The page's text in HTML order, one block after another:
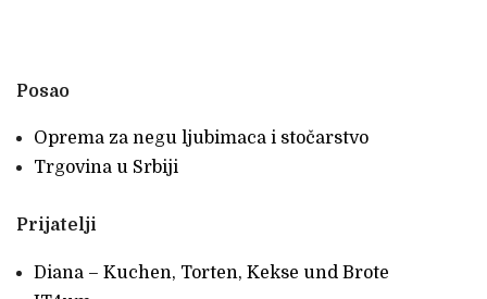
Posao
Oprema za negu ljubimaca i stočarstvo
Trgovina u Srbiji
Prijatelji
Diana – Kuchen, Torten, Kekse und Brote